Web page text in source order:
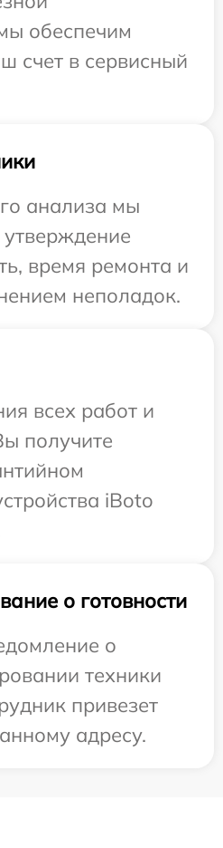
обеспечим
счет в сервисный
анализа мы
время ремонта и
неполадок.
всех работ и
получите
iBoto
о готовности
о
техники
привезет
адресу.